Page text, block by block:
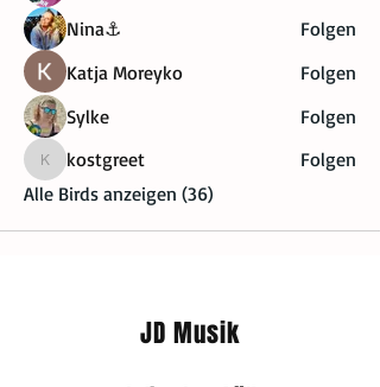
Nina⚓
Folgen
Katja Moreyko
Folgen
Sylke
Folgen
kostgreet
kostgreet
Folgen
Alle Birds anzeigen (36)
JD Musik